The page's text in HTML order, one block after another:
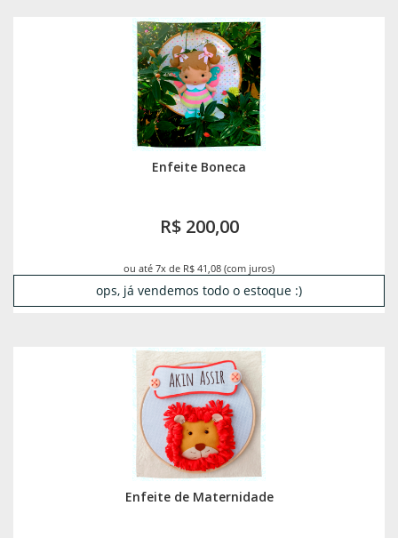
Enfeite Boneca
R$ 200,00
ou até 7x de R$ 41,08 (com juros)
ops, já vendemos todo o estoque :)
Enfeite de Maternidade